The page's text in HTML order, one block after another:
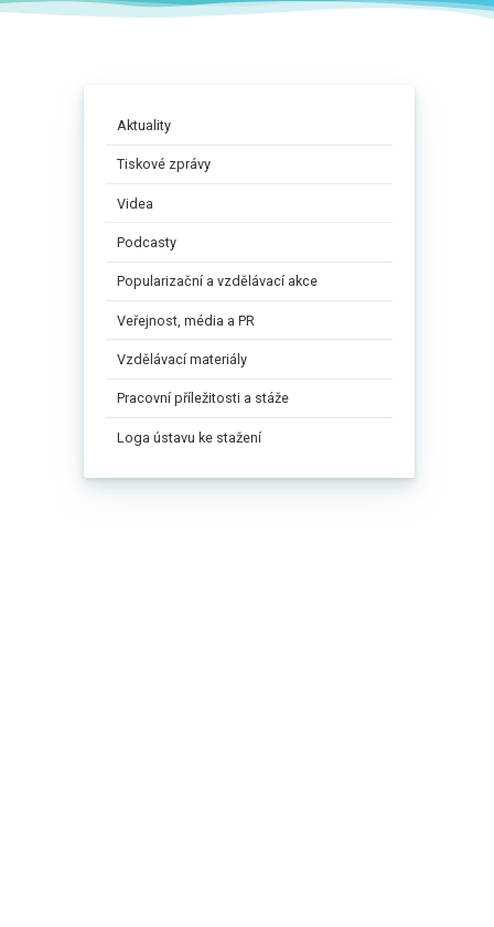
Aktuality
Tiskové zprávy
Videa
Podcasty
Popularizační a vzdělávací akce
Veřejnost, média a PR
Vzdělávací materiály
Pracovní příležitosti a stáže
Loga ústavu ke stažení